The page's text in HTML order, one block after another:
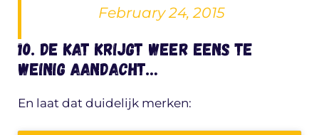
February 24, 2015
10. De kat krijgt weer eens te
weinig aandacht…
En laat dat duidelijk merken: